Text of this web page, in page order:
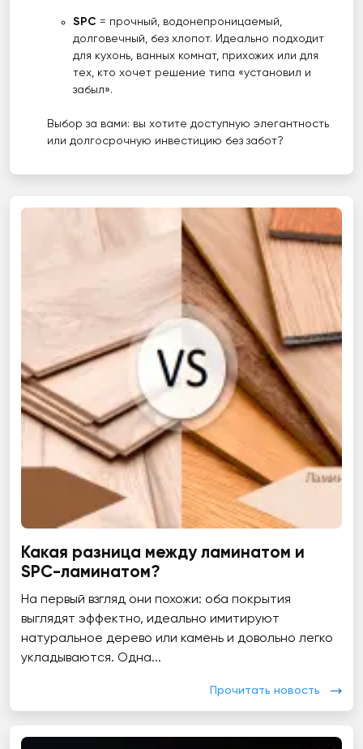
SPC = прочный, водонепроницаемый,
долговечный, без хлопот. Идеально подходит
для кухонь, ванных комнат, прихожих или для
тех, кто хочет решение типа «установил и
забыл».
Выбор за вами: вы хотите доступную элегантность
или долгосрочную инвестицию без забот?
Какая разница между ламинатом и
SPC-ламинатом?
На первый взгляд они похожи: оба покрытия
выглядят эффектно, идеально имитируют
натуральное дерево или камень и довольно легко
укладываются. Одна...
Прочитать новость